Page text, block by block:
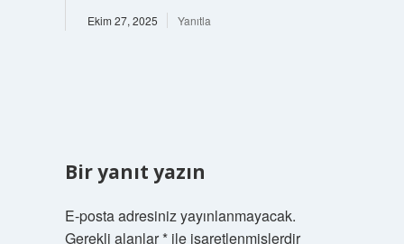
Ekim 27, 2025 Yanıtla
Bir yanıt yazın
E-posta adresiniz yayınlanmayacak.
Gerekli alanlar*ile işaretlenmişlerdir